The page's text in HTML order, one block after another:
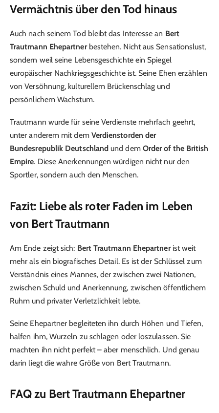
Vermächtnis über den Tod hinaus
Auch nach seinem Tod bleibt das Interesse an Bert
Trautmann Ehepartnerbestehen. Nicht aus Sensationslust,
sondern weil seine Lebensgeschichte ein Spiegel
europäischer Nachkriegsgeschichte ist. Seine Ehen erzählen
von Versöhnung, kulturellem Brückenschlag und
persönlichem Wachstum.
Trautmann wurde für seine Verdienste mehrfach geehrt,
unter anderem mit dem Verdienstorden der
Bundesrepublik Deutschland und dem Order of the British
Empire. Diese Anerkennungen würdigen nicht nur den
Sportler, sondern auch den Menschen.
Fazit: Liebe als roter Faden im Leben
von Bert Trautmann
Am Ende zeigt sich: Bert Trautmann Ehepartnerist weit
mehr als ein biografisches Detail. Es ist der Schlüssel zum
Verständnis eines Mannes, der zwischen zwei Nationen,
zwischen Schuld und Anerkennung, zwischen öffentlichem
Ruhm und privater Verletzlichkeit lebte.
Seine Ehepartner begleiteten ihn durch Höhen und Tiefen,
halfen ihm, Wurzeln zu schlagen oder loszulassen. Sie
machten ihn nicht perfekt – aber menschlich. Und genau
darin liegt die wahre Größe von Bert Trautmann.
FAQ zu Bert Trautmann Ehepartner